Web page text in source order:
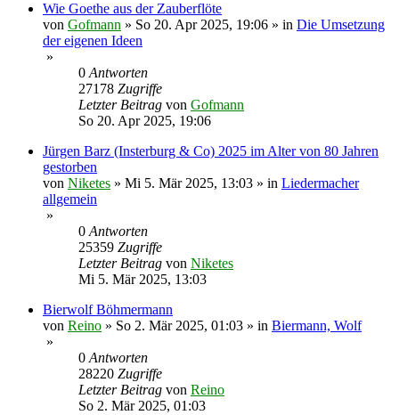
Wie Goethe aus der Zauberflöte
von Gofmann » So 20. Apr 2025, 19:06 » in Die Umsetzung
der eigenen Ideen
»
0Antworten
27178 Zugriffe
Letzter Beitrag von Gofmann
So 20. Apr 2025, 19:06
Jürgen Barz (Insterburg & Co) 2025 im Alter von 80 Jahren
gestorben
von Niketes » Mi 5. Mär 2025, 13:03 » in Liedermacher
allgemein
»
0Antworten
25359 Zugriffe
Letzter Beitrag von Niketes
Mi 5. Mär 2025, 13:03
Bierwolf Böhmermann
von Reino » So 2. Mär 2025, 01:03 » in Biermann, Wolf
»
0Antworten
28220 Zugriffe
Letzter Beitrag von Reino
So 2. Mär 2025, 01:03